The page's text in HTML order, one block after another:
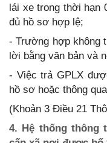
lái xe trong thời hạn
đủ hồ sơ hợp lệ;
- Trường hợp không
lời bằng văn bản và
- Việc trả GPLX
hồ sơ hoặc thông
(Khoản 3 Điều 21
4. Hệ thống thông